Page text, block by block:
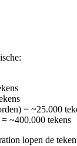
= ~25.000
~400.000 tekens
lopen de